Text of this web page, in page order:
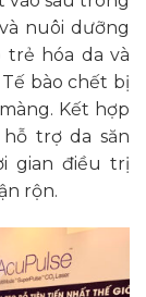
nuôi dưỡng
trẻ hóa da và
bào chết bị
Kết hợp
trợ da săn
gian điều trị
rộn.